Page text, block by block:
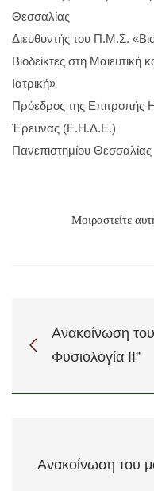
Θεσσαλίας
Διευθυντής του Π.Μ.Σ.
Βιοδείκτες στη Μαιευτική
Ιατρική»
Πρόεδρος της Επιτροπής
Έρευνας (Ε.Η.Δ.Ε.)
Πανεπιστημίου Θεσσαλίας
Μοιραστείτε
Ανακοίνωση
Φυσιολογία ΙΙ”
Ανακοίνωση του